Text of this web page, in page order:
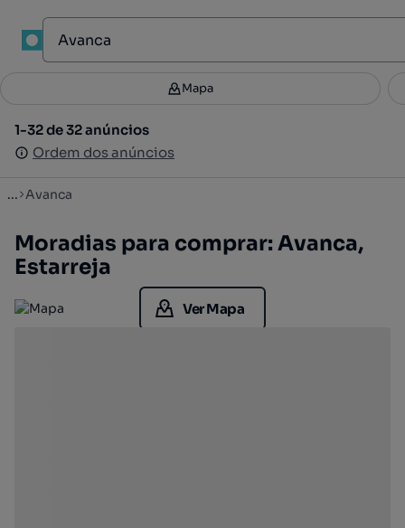
Filtros 2
1-32 de 32 anúncios
Ordem dos anúncios
Mapa
1-32 de 32 anúncios
Ordem dos anúncios
... Avanca
Moradias para comprar: Avanca,
Estarreja
Ver Mapa